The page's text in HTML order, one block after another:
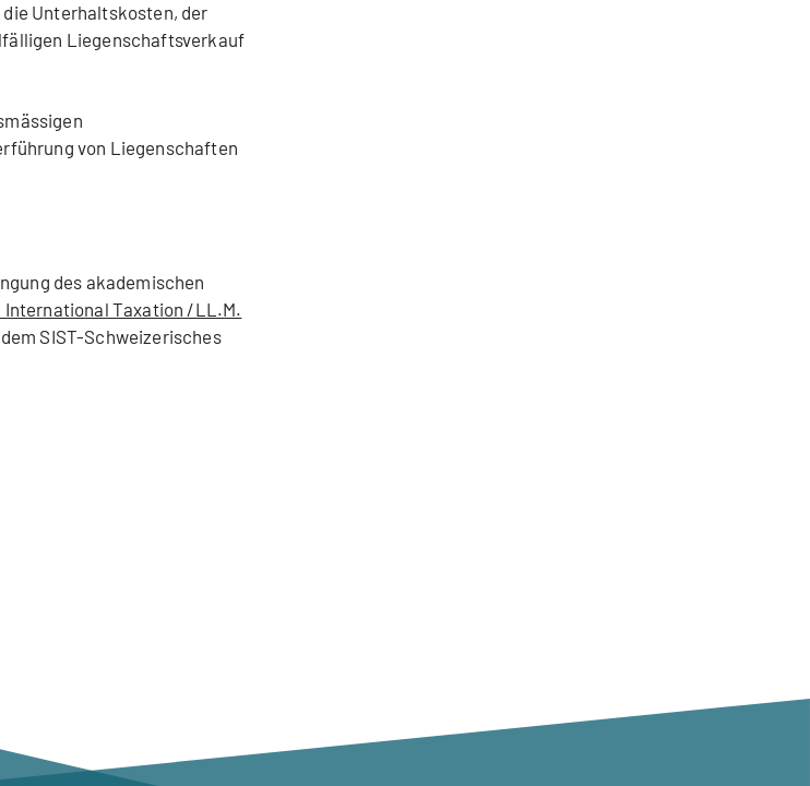
Unterhaltskosten, der
Liegenschaftsverkauf
von Liegenschaften
des akademischen
International Taxation /LL.M.
SIST-Schweizerisches